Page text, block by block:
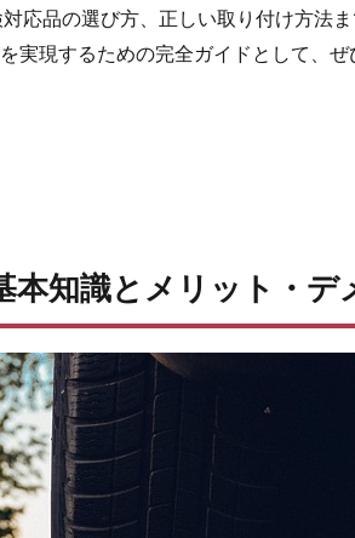
応品の選び方、正しい取り付け方法
実現するための完全ガイドとして、
本知識とメリット・デ